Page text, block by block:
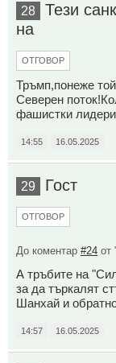
28
Тези
на
ОТГОВОР
Тръмп,понеже
Северен
фашистки
14:55 16.05.2025
29 Гост
ОТГОВОР
До коментар #24 от
А тръбите на
за да търкалят
Шанхай и
14:57 16.05.2025